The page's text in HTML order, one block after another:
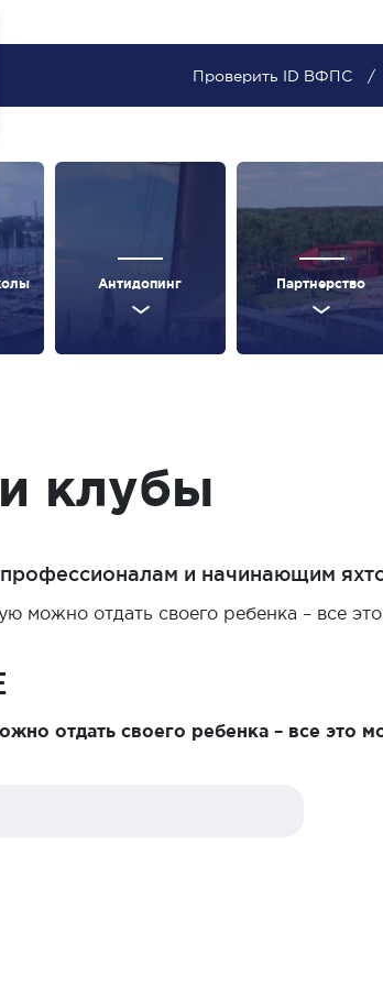
Проверить ID ВФПС
Антидопинг Партнерство
клубы
и начинающим
можно отдать своего ребенка – все
отдать своего ребенка – все это